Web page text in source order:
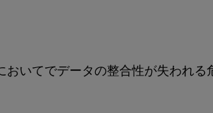
いてでデータの整合性が失われる